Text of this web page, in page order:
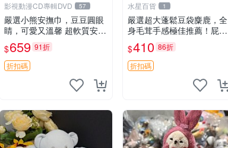
影視動漫CD專輯DVD 57
嚴選小熊安撫巾，豆豆圓眼
睛，可愛又溫馨 超軟質安撫
巾，豆豆設計，哄睡好幫手
約克豆豆眼安撫巾 數碼豆豆
眼
$659 91折
折扣碼
水星百貨 1
嚴選超大蓬鬆豆袋麋鹿，全
身毛茸手感極佳推薦！屁股
與四肢填充均勻，適合收藏
與孩童共賞。 麋鹿 豆袋 毛
茸玩具
$410 86折
折扣碼